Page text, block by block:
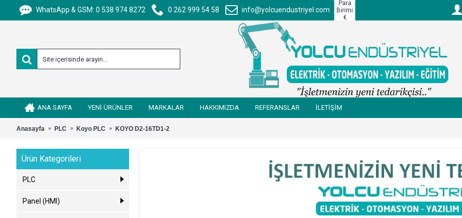
WhatsApp & GSM: 0 538 974 8272 0 262 999 54 58 info@yolcuendustriyel.com
Para
Birimi
€
ANA SAYFA YENİ ÜRÜNLER MARKALAR HAKKIMIZDA REFERANSLAR İLETİŞİM
Anasayfa PLC Koyo PLC KOYO D2-16TD1-2
Ürün Kategorileri
PLC
Panel (HMI)